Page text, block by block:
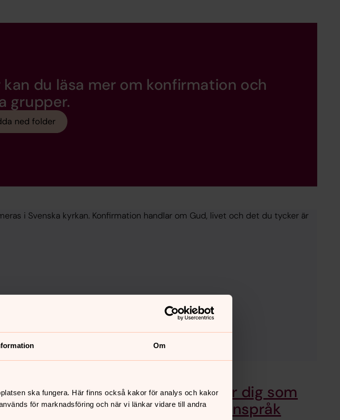
Om
ska fungera. Här finns också kakor för analys och kakor
för marknadsföring och när vi länkar vidare till andra
kan du läsa mer om konfirmation och
grupper.
ned folder
i Svenska kyrkan. Konfirmation handlar om Gud, livet och det du tycker är
eller ett
Konfirmation för dig som
använder teckenspråk